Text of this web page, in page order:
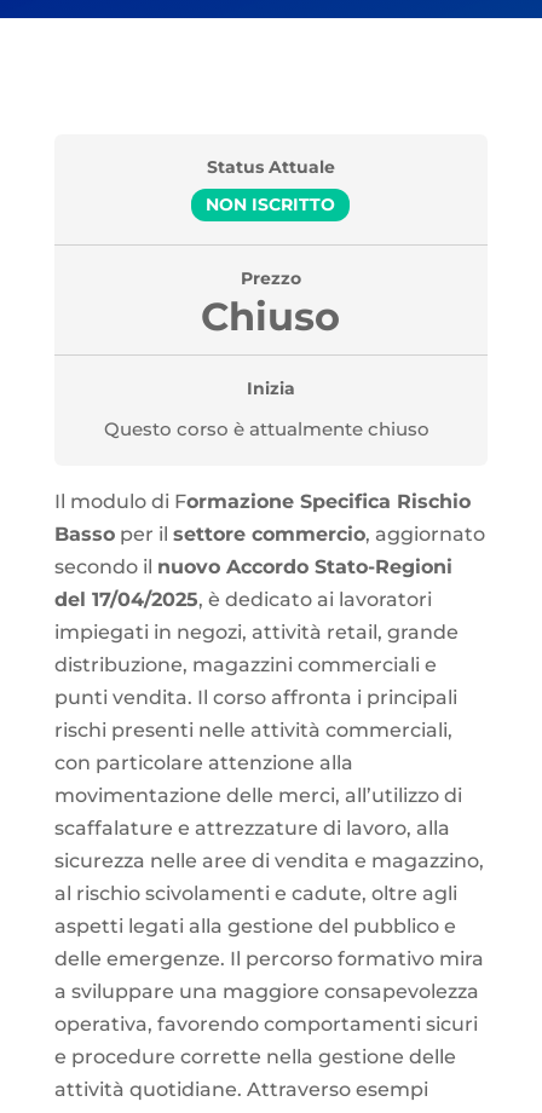
Status Attuale
NON ISCRITTO
Prezzo
Chiuso
Inizia
Questo corso è attualmente chiuso
Il modulo di Formazione Specifica Rischio
Bassoper il settore commercio, aggiornato
secondo il nuovo Accordo Stato-Regioni
del 17/04/2025, è dedicato ai lavoratori
impiegati in negozi, attività retail, grande
distribuzione, magazzini commerciali e
punti vendita. Il corso affronta i principali
rischi presenti nelle attività commerciali,
con particolare attenzione alla
movimentazione delle merci, all’utilizzo di
scaffalature e attrezzature di lavoro, alla
sicurezza nelle aree di vendita e magazzino,
al rischio scivolamenti e cadute, oltre agli
aspetti legati alla gestione del pubblico e
delle emergenze. Il percorso formativo mira
a sviluppare una maggiore consapevolezza
operativa, favorendo comportamenti sicuri
e procedure corrette nella gestione delle
attività quotidiane. Attraverso esempi